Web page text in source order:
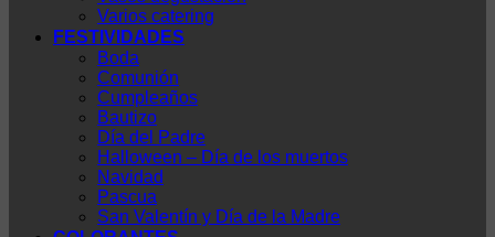
Varios catering
FESTIVIDADES
Boda
Comunión
Cumpleaños
Bautizo
Día del Padre
Halloween – Día de los muertos
Navidad
Pascua
San Valentín y Día de la Madre